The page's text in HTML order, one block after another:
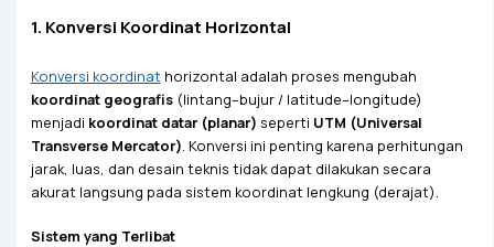
1. Konversi Koordinat Horizontal
Konversi koordinathorizontal adalah proses mengubah
koordinat geografis(lintang–bujur / latitude–longitude)
menjadi koordinat datar (planar) seperti UTM (Universal
Transverse Mercator) . Konversi ini penting karena perhitungan
jarak, luas, dan desain teknis tidak dapat dilakukan secara
akurat langsung pada sistem koordinat lengkung (derajat).
Sistem yang Terlibat